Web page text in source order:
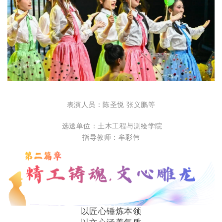
表演人员：陈圣悦 张义鹏等
选送单位：土木工程与测绘学院
指导教师：牟彩伟
以匠心锤炼本领